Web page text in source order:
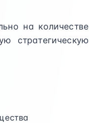
на количестве
стратегическую